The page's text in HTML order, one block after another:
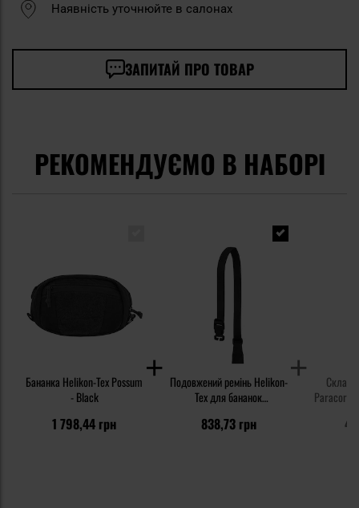
Наявність уточнюйте в салонах
ЗАПИТАЙ ПРО ТОВАР
РЕКОМЕНДУЄМО В НАБОРІ
Бананка Helikon-Tex Possum
- Black
1 798,44 грн
Подовжений ремінь Helikon-
Tex для бананок
838,73 грн
Paracord